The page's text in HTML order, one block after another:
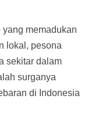
memadukan
lokal, pesona
sekitar dalam
surganya
di Indonesia